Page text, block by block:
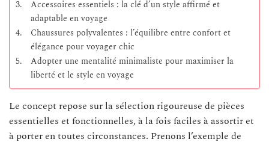
Accessoires essentiels : la clé d’un style affirmé et
adaptable en voyage
Chaussures polyvalentes : l’équilibre entre confort et
élégance pour voyager chic
Adopter une mentalité minimaliste pour maximiser la
liberté et le style en voyage
Le concept repose sur la sélection rigoureuse de pièces
essentielles et fonctionnelles, à la fois faciles à assortir et
à porter en toutes circonstances. Prenons l’exemple de